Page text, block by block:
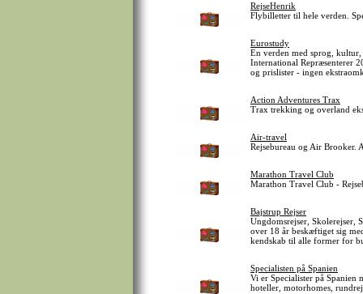
RejseHenrik
Flybilletter til hele verden.
Eurostudy
En verden med sprog,
International Repræsenterer
og prislister - ingen
Action Adventures Trax
Trax trekking og overland
Air-travel
Rejsebureau og Air
Marathon Travel Club
Marathon Travel Club -
Bajstrup Rejser
Ungdomsrejser, Skolerejser,
over 18 år beskæftiget sig
kendskab til alle former for
Specialisten på Spanien
Vi er Specialister på Spanien
hoteller, motorhomes,